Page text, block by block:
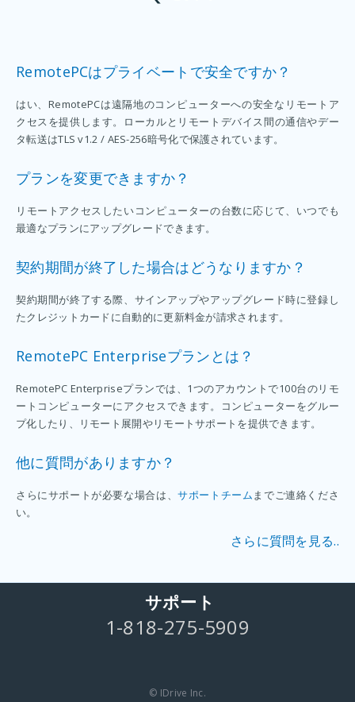
RemotePCはプライベートで安全ですか？
はい、RemotePCは遠隔地のコンピューターへの安全なリモートア
クセスを提供します。ローカルとリモートデバイス間の通信やデー
タ転送はTLS v1.2 / AES-256暗号化で保護されています。
プランを変更できますか？
リモートアクセスしたいコンピューターの台数に応じて、いつでも
最適なプランにアップグレードできます。
契約期間が終了した場合はどうなりますか？
契約期間が終了する際、サインアップやアップグレード時に登録し
たクレジットカードに自動的に更新料金が請求されます。
RemotePC Enterpriseプランとは？
RemotePC Enterpriseプランでは、1つのアカウントで100台のリモ
ートコンピューターにアクセスできます。コンピューターをグルー
プ化したり、リモート展開やリモートサポートを提供できます。
他に質問がありますか？
さらにサポートが必要な場合は、サポートチームまでご連絡くださ
い。
さらに質問を見る..
サポート
1-818-275-5909
© IDrive Inc.